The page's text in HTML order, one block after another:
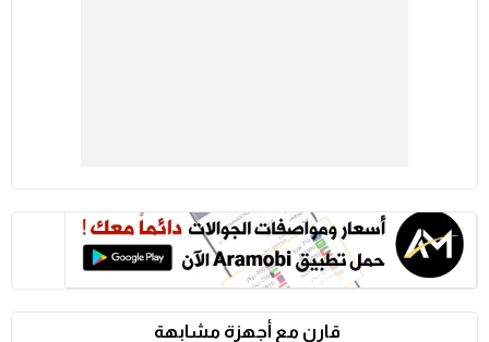
قارن مع أجهزة مشابهة